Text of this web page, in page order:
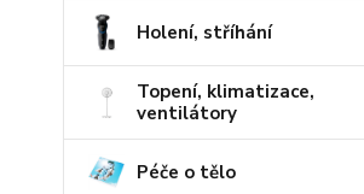
Holení, stříhání
Topení, klimatizace,
ventilátory
Péče o tělo